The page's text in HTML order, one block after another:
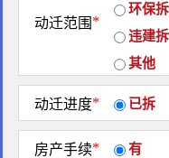
房屋拆迁补偿 企业拆迁补
拆迁首席
动迁范围 *
环保
违建
其他
动迁进度* 已拆
房产手续* 有